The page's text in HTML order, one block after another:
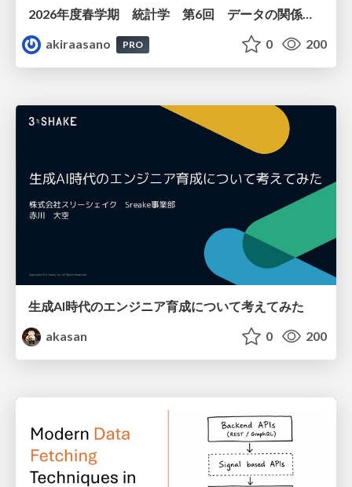
akiraasano
PRO 0 200
生成AI時代のエンジニア育成について考えてみた
akasan
0 200